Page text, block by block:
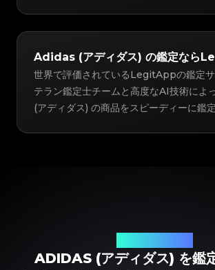
Adidas (アディダス) の鑑定なら
世界で評価されているLegitAppの鑑定
テラン鑑定士チームと高度なAI技術によ
(アディダス) の商品をスピーディーに鑑定
ADIDAS (アディダス) を鑑